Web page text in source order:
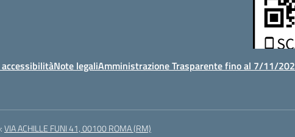
Note legaliAmministrazione Trasparente fino al 7/11/
VIA ACHILLE FUNI 41, 00100 ROMA (RM)